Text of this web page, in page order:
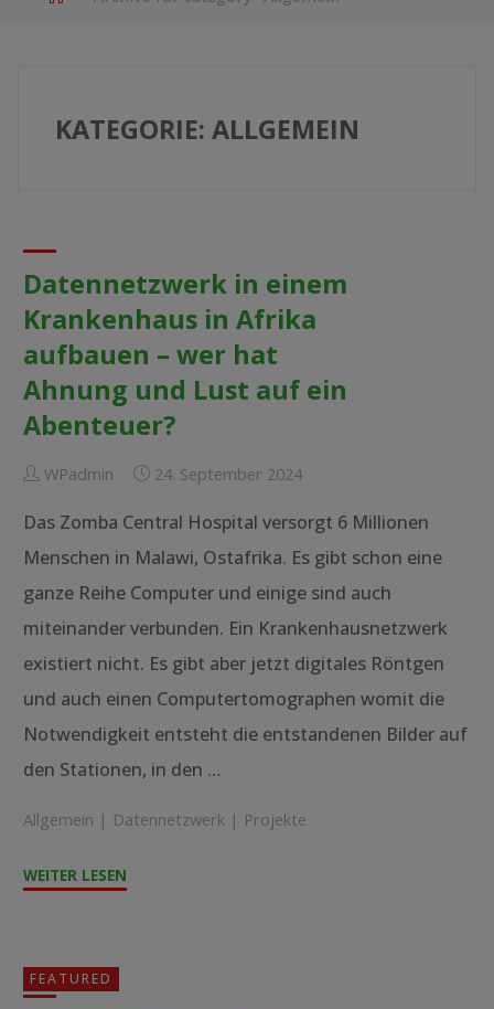
KATEGORIE: ALLGEMEIN
Datennetzwerk in einem
Krankenhaus in Afrika
aufbauen – wer hat
Ahnung und Lust auf ein
Abenteuer?
WPadmin 24. September 2024
Das Zomba Central Hospital versorgt 6 Millionen
Menschen in Malawi, Ostafrika. Es gibt schon eine
ganze Reihe Computer und einige sind auch
miteinander verbunden. Ein Krankenhausnetzwerk
existiert nicht. Es gibt aber jetzt digitales Röntgen
und auch einen Computertomographen womit die
Notwendigkeit entsteht die entstandenen Bilder auf
den Stationen, in den …
Allgemein | Datennetzwerk | Projekte
WEITER LESEN
FEATURED